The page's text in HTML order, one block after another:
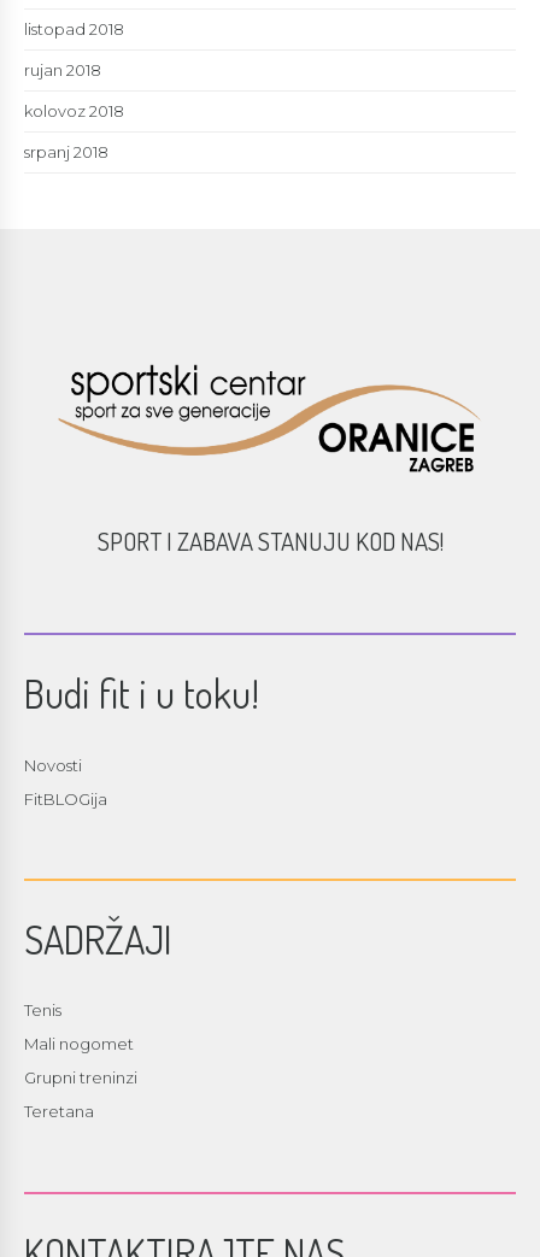
listopad 2018
rujan 2018
kolovoz 2018
srpanj 2018
SPORT I ZABAVA STANUJU KOD NAS!
Budi fit i u toku!
Novosti
FitBLOGija
SADRŽAJI
Tenis
Mali nogomet
Grupni treninzi
Teretana